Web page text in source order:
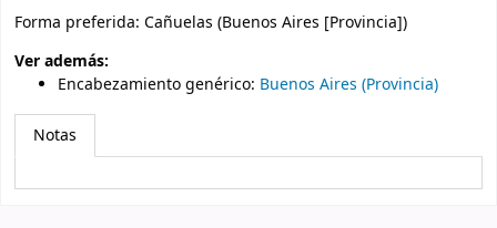
Forma preferida: Cañuelas (Buenos Aires [Provincia])
Ver además:
Encabezamiento genérico: Buenos Aires (Provincia)
Notas